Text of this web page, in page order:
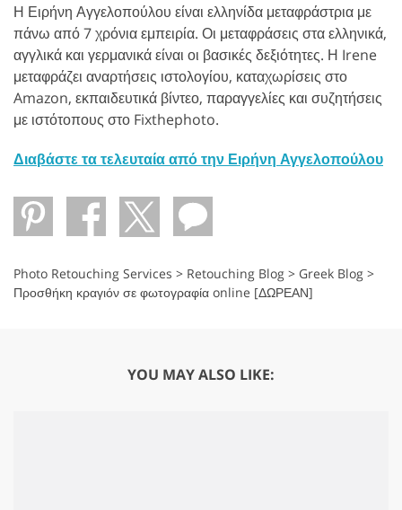
Η Ειρήνη Αγγελοπούλου είναι ελληνίδα μεταφράστρια με
πάνω από 7 χρόνια εμπειρία. Οι μεταφράσεις στα ελληνικά,
αγγλικά και γερμανικά είναι οι βασικές δεξιότητες. Η Irene
μεταφράζει αναρτήσεις ιστολογίου, καταχωρίσεις στο
Amazon, εκπαιδευτικά βίντεο, παραγγελίες και συζητήσεις
με ιστότοπους στο Fixthephoto.
Διαβάστε τα τελευταία από την Ειρήνη Αγγελοπούλου
Photo Retouching Services > Retouching Blog > Greek Blog >
Προσθήκη κραγιόν σε φωτογραφία online [ΔΩΡΕΑΝ]
YOU MAY ALSO LIKE: